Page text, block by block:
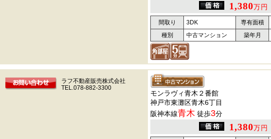
1,380万円
間取り 3DK 専有面積
種別
中古マンション 築年月
ラフ不動産販売株式会社
TEL.078-882-3300
モンラヴィ青木２番館
神戸市東灘区青木6丁目
阪神本線青木 徒歩3分
1,380万円